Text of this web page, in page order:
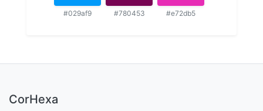
#029af9 #780453 #e72db5
CorHexa